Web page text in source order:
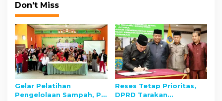
a
v
i
g
a
t
i
Don't Miss
Gelar Pelatihan
Pengelolaan Sampah, PT
Reses Tetap Prioritas,
DPRD Tarakan